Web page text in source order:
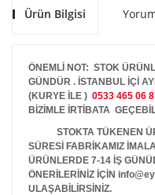
Ürün Bilgisi
ÖNEMLİ NOT: STOK
GÜNDÜR . İSTANBUL İÇİ
(KURYE İLE ) 0533 465 06
BİZİMLE İRTİBATA
STOKTA TÜKENEN
SÜRESİ FABRİKAMIZ
ÜRÜNLERDE 7-14 İŞ
ÖNERİLERİNİZ İÇİN
ULAŞABİLİRSİNİZ.